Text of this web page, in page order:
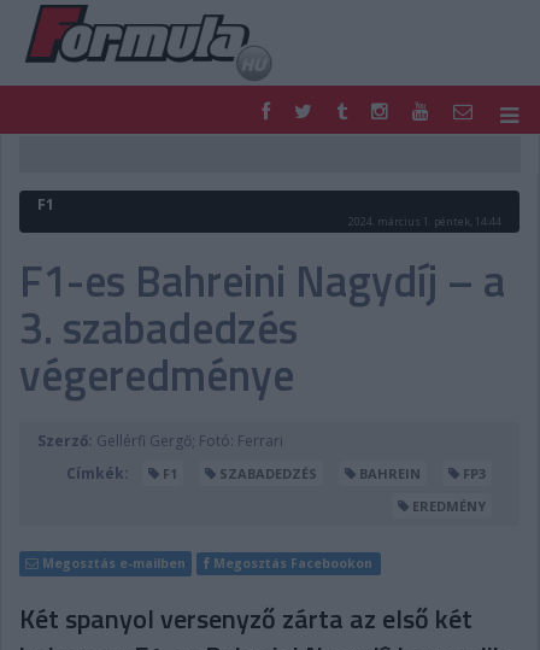
FORMULA
MOTOR
PODCAST
SHOP
LIVE
TIPPJÁTÉK
DIGITÁLIS MAGAZIN
PONTÁLLÁSOK
VERSENYNAPTÁRAK
F1
2024. március 1. péntek, 14:44
F1-es Bahreini Nagydíj – a
3. szabadedzés
végeredménye
Szerző: Gellérfi Gergő; Fotó: Ferrari
Címkék:
F1 SZABADEDZÉS BAHREIN
FP3
EREDMÉNY
Megosztás e-mailben Megosztás Facebookon
Két spanyol versenyző zárta az első két